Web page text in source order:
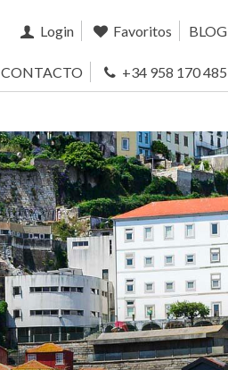
Login Favoritos BLOG
CONTACTO +34 958 170 485